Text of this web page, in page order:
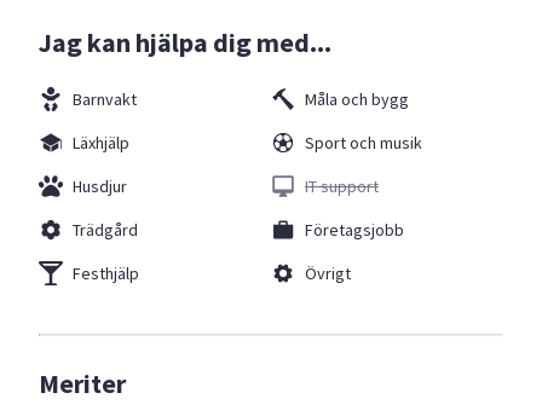
Jag kan hjälpa dig med...
Barnvakt
Läxhjälp
Husdjur
Trädgård
Festhjälp
Måla och bygg
Sport och musik
IT support
Företagsjobb
Övrigt
Meriter